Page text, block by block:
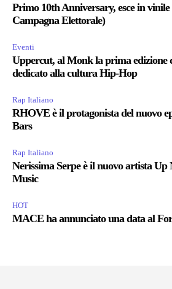
Primo 10th Anniversary, esce in
Campagna Elettorale)
Eventi
Uppercut, al Monk la prima edizione
dedicato alla cultura Hip-Hop
Rap Italiano
RHOVE è il protagonista del nuovo
Bars
Rap Italiano
Nerissima Serpe è il nuovo artista
Music
HOT
MACE ha annunciato una data al